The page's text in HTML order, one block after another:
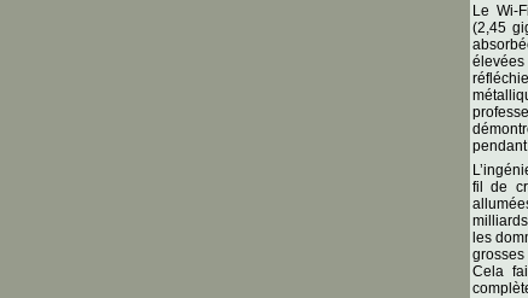
Le Wi-
(2,45
fil de
les
Cela